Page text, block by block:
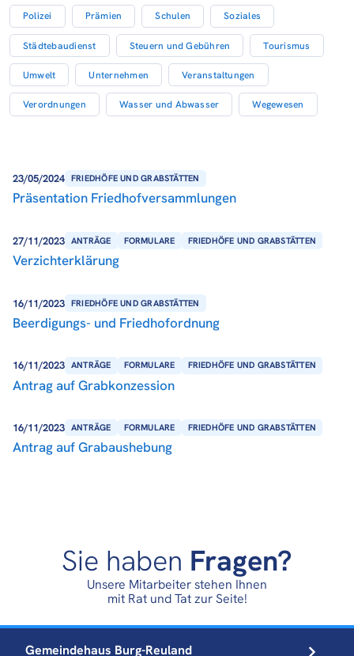
Polizei Prämien Schulen Soziales
Städtebaudienst Steuern und Gebühren Tourismus
Umwelt Unternehmen Veranstaltungen
Verordnungen Wasser und Abwasser Wegewesen
23/05/2024 FRIEDHÖFE UND GRABSTÄTTEN
Präsentation Friedhofversammlungen
27/11/2023 ANTRÄGE FORMULARE FRIEDHÖFE UND GRABSTÄTTEN
Verzichterklärung
16/11/2023 FRIEDHÖFE UND GRABSTÄTTEN
Beerdigungs- und Friedhofordnung
16/11/2023 ANTRÄGE FORMULARE FRIEDHÖFE UND GRABSTÄTTEN
Antrag auf Grabkonzession
16/11/2023 ANTRÄGE FORMULARE FRIEDHÖFE UND GRABSTÄTTEN
Antrag auf Grabaushebung
Sie haben Fragen?
Unsere Mitarbeiter stehen Ihnen
mit Rat und Tat zur Seite!
Gemeindehaus Burg-Reuland